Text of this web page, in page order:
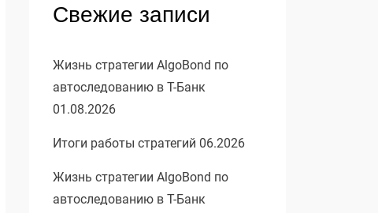
Свежие записи
Жизнь стратегии AlgoBond по
автоследованию в Т-Банк
01.08.2026
Итоги работы стратегий 06.2026
Жизнь стратегии AlgoBond по
автоследованию в Т-Банк